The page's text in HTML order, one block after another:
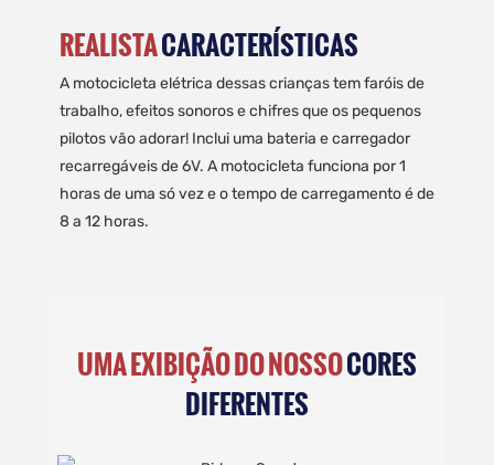
REALISTACARACTERÍSTICAS
A motocicleta elétrica dessas crianças tem faróis de
trabalho, efeitos sonoros e chifres que os pequenos
pilotos vão adorar! Inclui uma bateria e carregador
recarregáveis ​​de 6V. A motocicleta funciona por 1
horas de uma só vez e o tempo de carregamento é de
8 a 12 horas.
UMA EXIBIÇÃO DO NOSSOCORES
DIFERENTES